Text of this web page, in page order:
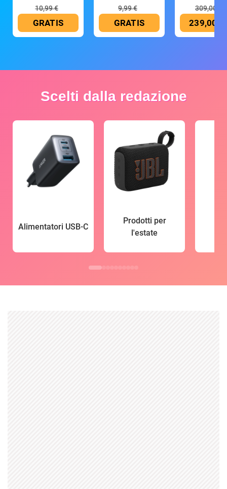
10,99 €
GRATIS
9,99 €
GRATIS
309,00 €
239,00 €
Scelti dalla redazione
Alimentatori USB-C
Prodotti per
l'estate